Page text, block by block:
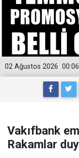
00:06
02 Ağustos 2026
Vakıfbank
Rakamlar